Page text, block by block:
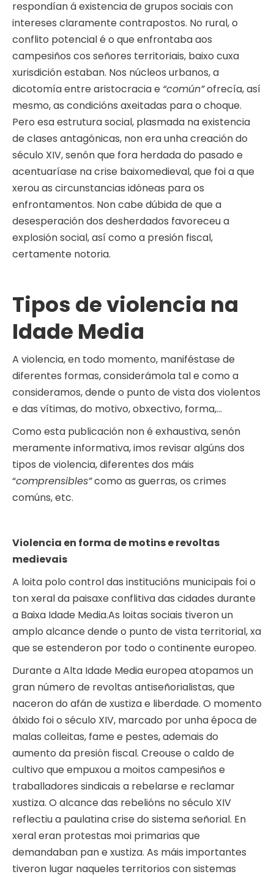
respondían á existencia de grupos sociais con
intereses claramente contrapostos. No rural, o
conflito potencial é o que enfrontaba aos
campesiños cos señores territoriais, baixo cuxa
xurisdición estaban. Nos núcleos urbanos, a
dicotomía entre aristocracia e “común”ofrecía, así
mesmo, as condicións axeitadas para o choque.
Pero esa estrutura social, plasmada na existencia
de clases antagónicas, non era unha creación do
século XIV, senón que fora herdada do pasado e
acentuaríase na crise baixomedieval, que foi a que
xerou as circunstancias idóneas para os
enfrontamentos. Non cabe dúbida de que a
desesperación dos desherdados favoreceu a
explosión social, así como a presión fiscal,
certamente notoria.
Tipos de violencia na
Idade Media
A violencia, en todo momento, maniféstase de
diferentes formas, considerámola tal e como a
consideramos, dende o punto de vista dos violentos
e das vítimas, do motivo, obxectivo, forma,…
Como esta publicación non é exhaustiva, senón
meramente informativa, imos revisar algúns dos
tipos de violencia, diferentes dos máis
“comprensibles”como as guerras, os crimes
comúns, etc.
Violencia en forma de motins e revoltas
medievais
A loita polo control das institucións municipais foi o
ton xeral da paisaxe conflitiva das cidades durante
a Baixa Idade Media.As loitas sociais tiveron un
amplo alcance dende o punto de vista territorial, xa
que se estenderon por todo o continente europeo.
Durante a Alta Idade Media europea atopamos un
gran número de revoltas antiseñorialistas, que
naceron do afán de xustiza e liberdade. O momento
álxido foi o século XIV, marcado por unha época de
malas colleitas, fame e pestes, ademais do
aumento da presión fiscal. Creouse o caldo de
cultivo que empuxou a moitos campesiños e
traballadores sindicais a rebelarse e reclamar
xustiza. O alcance das rebelións no século XIV
reflectiu a paulatina crise do sistema señorial. En
xeral eran protestas moi primarias que
demandaban pan e xustiza. As máis importantes
tiveron lugar naqueles territorios con sistemas